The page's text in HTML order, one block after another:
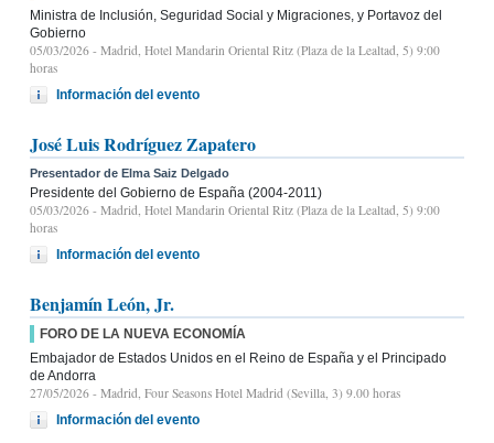
Ministra de Inclusión, Seguridad Social y Migraciones, y Portavoz del
Gobierno
05/03/2026 - Madrid, Hotel Mandarin Oriental Ritz (Plaza de la Lealtad, 5) 9:00
horas
Información del evento
José Luis Rodríguez Zapatero
Presentador de Elma Saiz Delgado
Presidente del Gobierno de España (2004-2011)
05/03/2026 - Madrid, Hotel Mandarin Oriental Ritz (Plaza de la Lealtad, 5) 9:00
horas
Información del evento
Benjamín León, Jr.
FORO DE LA NUEVA ECONOMÍA
Embajador de Estados Unidos en el Reino de España y el Principado
de Andorra
27/05/2026 - Madrid, Four Seasons Hotel Madrid (Sevilla, 3) 9.00 horas
Información del evento